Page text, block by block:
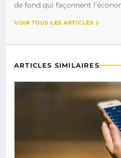
de fond qui façonnent
VOIR TOUS LES ARTICLES
ARTICLES SIMILAIRES